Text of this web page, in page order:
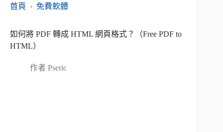
首頁
› 免費軟體
如何將 PDF 轉成 HTML 網頁格式？（Free PDF to
HTML）
作者 Pseric